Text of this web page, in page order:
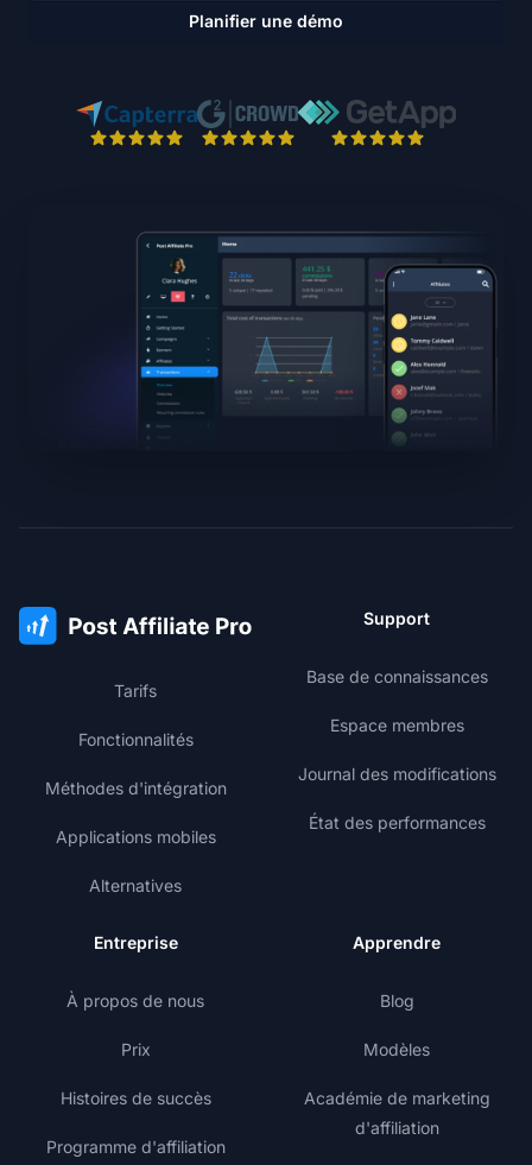
Planifier une démo
Tarifs
Fonctionnalités
Méthodes d'intégration
Applications mobiles
Alternatives
Support
Base de connaissances
Espace membres
Journal des modifications
État des performances
Entreprise
À propos de nous
Prix
Histoires de succès
Programme d'affiliation
Apprendre
Blog
Modèles
Académie de marketing
d'affiliation